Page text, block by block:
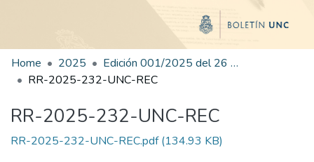
Home 2025
Edición 001/2025 del 26 de mayo de 2025
RR-2025-232-UNC-REC
RR-2025-232-UNC-REC
RR-2025-232-UNC-REC.pdf(134.93 KB)